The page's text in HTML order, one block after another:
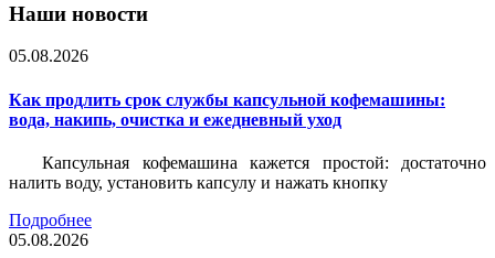
Наши новости
05.08.2026
Как продлить срок службы капсульной кофемашины:
вода, накипь, очистка и ежедневный уход
Капсульная кофемашина кажется простой: достаточно
налить воду, установить капсулу и нажать кнопку
Подробнее
05.08.2026